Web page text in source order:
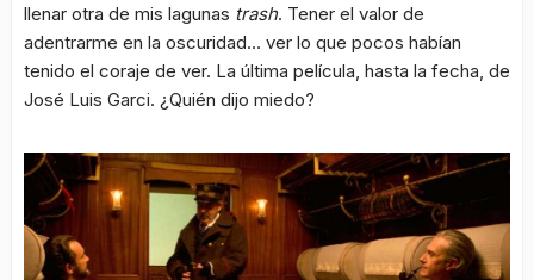
llenar otra de mis lagunas trash. Tener el valor de
adentrarme en la oscuridad… ver lo que pocos habían
tenido el coraje de ver. La última película, hasta la fecha, de
José Luis Garci. ¿Quién dijo miedo?